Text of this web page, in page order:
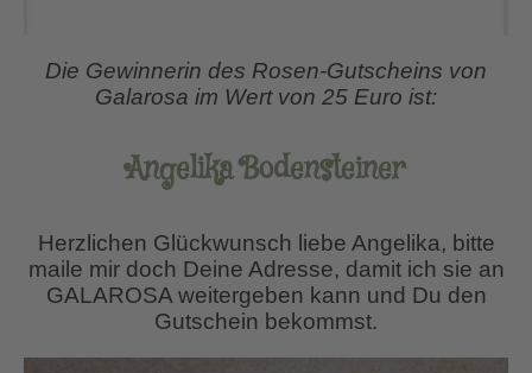
Die Gewinnerin des Rosen-Gutscheins von
Galarosa im Wert von 25 Euro ist:
Angelika Bodensteiner
Herzlichen Glückwunsch liebe Angelika, bitte
maile mir doch Deine Adresse, damit ich sie an
GALAROSA weitergeben kann und Du den
Gutschein bekommst.